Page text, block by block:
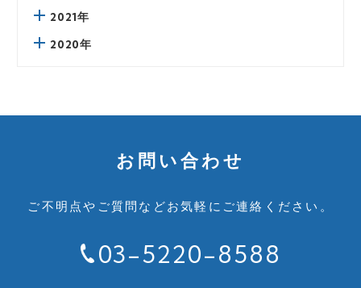
2021年
2020年
お問い合わせ
ご不明点やご質問などお気軽にご連絡ください。
03-5220-8588